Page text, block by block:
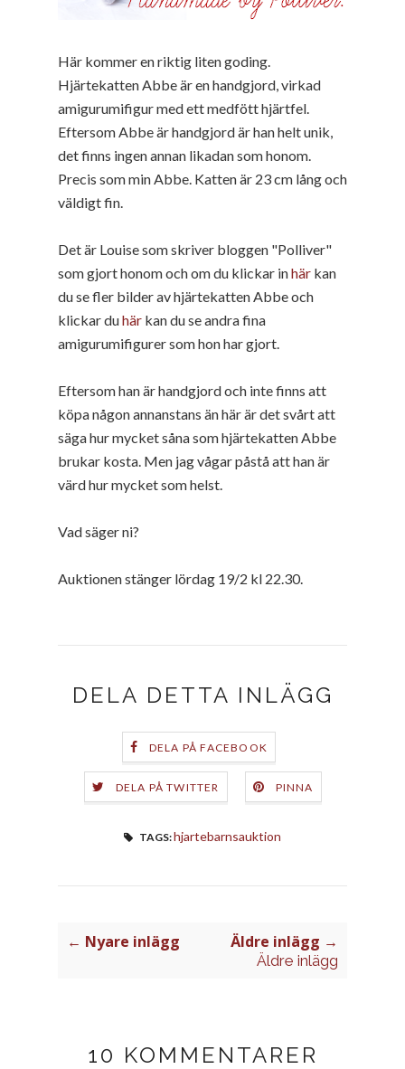
Här kommer en riktig liten goding.
Hjärtekatten Abbe är en handgjord, virkad
amigurumifigur med ett medfött hjärtfel.
Eftersom Abbe är handgjord är han helt unik,
det finns ingen annan likadan som honom.
Precis som min Abbe. Katten är 23 cm lång och
väldigt fin.
Det är Louise som skriver bloggen "Polliver"
som gjort honom och om du klickar inhär kan
du se fler bilder av hjärtekatten Abbe och
klickar duhär kan du se andra fina
amigurumifigurer som hon har gjort.
Eftersom han är handgjord och inte finns att
köpa någon annanstans än här är det svårt att
säga hur mycket såna som hjärtekatten Abbe
brukar kosta. Men jag vågar påstå att han är
värd hur mycket som helst.
Vad säger ni?
Auktionen stänger lördag 19/2 kl 22.30.
DELA DETTA INLÄGG
DELA PÅ FACEBOOK
DELA PÅ TWITTER PINNA
TAGS:hjartebarnsauktion
← Nyare inlägg Äldre inlägg →
Äldre inlägg
10 KOMMENTARER